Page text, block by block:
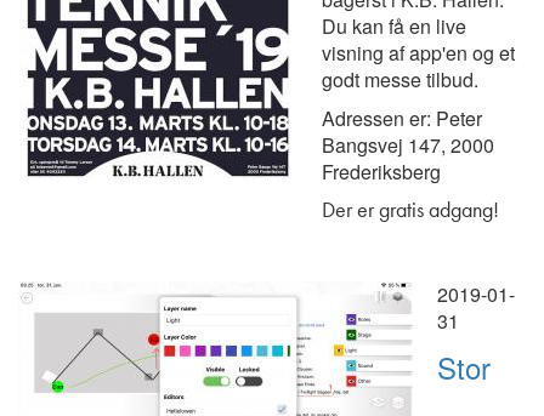
Du kan få en live
visning af app'en og et
godt messe tilbud.
Adressen er: Peter
Bangsvej 147, 2000
Frederiksberg
Der er gratis adgang!
2019-01-
31
Stor